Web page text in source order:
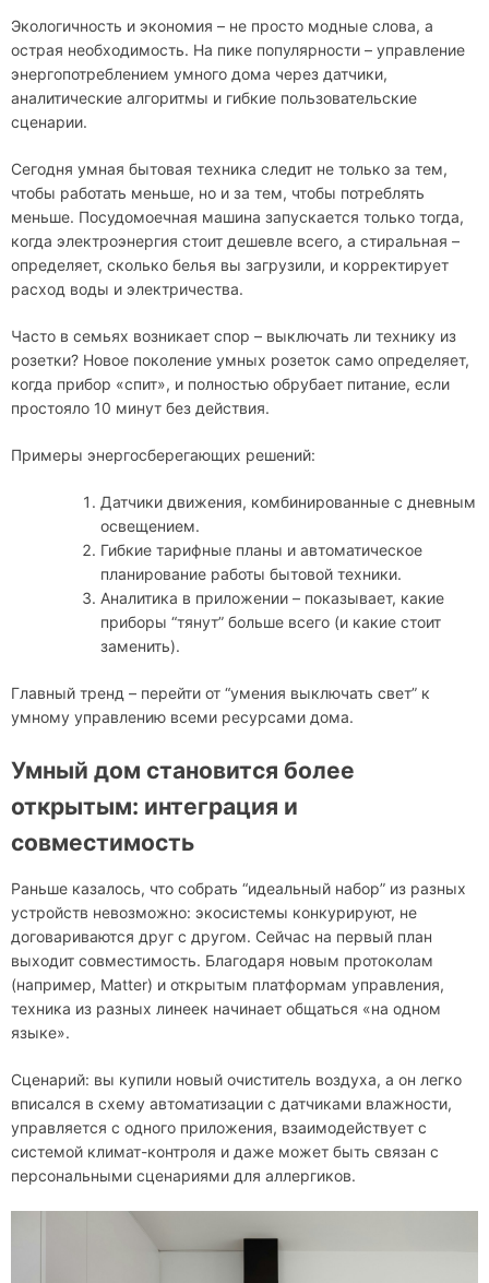
Экологичность и экономия – не просто модные слова, а
острая необходимость. На пике популярности – управление
энергопотреблением умного дома через датчики,
аналитические алгоритмы и гибкие пользовательские
сценарии.
Сегодня умная бытовая техника следит не только за тем,
чтобы работать меньше, но и за тем, чтобы потреблять
меньше. Посудомоечная машина запускается только тогда,
когда электроэнергия стоит дешевле всего, а стиральная –
определяет, сколько белья вы загрузили, и корректирует
расход воды и электричества.
Часто в семьях возникает спор – выключать ли технику из
розетки? Новое поколение умных розеток само определяет,
когда прибор «спит», и полностью обрубает питание, если
простояло 10 минут без действия.
Примеры энергосберегающих решений:
Датчики движения, комбинированные с дневным
освещением.
Гибкие тарифные планы и автоматическое
планирование работы бытовой техники.
Аналитика в приложении – показывает, какие
приборы “тянут” больше всего (и какие стоит
заменить).
Главный тренд – перейти от “умения выключать свет” к
умному управлению всеми ресурсами дома.
Умный дом становится более
открытым: интеграция и
совместимость
Раньше казалось, что собрать “идеальный набор” из разных
устройств невозможно: экосистемы конкурируют, не
договариваются друг с другом. Сейчас на первый план
выходит совместимость. Благодаря новым протоколам
(например, Matter) и открытым платформам управления,
техника из разных линеек начинает общаться «на одном
языке».
Сценарий: вы купили новый очиститель воздуха, а он легко
вписался в схему автоматизации с датчиками влажности,
управляется с одного приложения, взаимодействует с
системой климат-контроля и даже может быть связан с
персональными сценариями для аллергиков.